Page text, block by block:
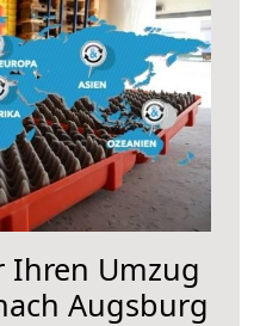
Ihren Umzug
Augsburg